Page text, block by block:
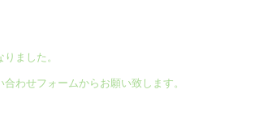
ました。
わせフォームからお願い致します。